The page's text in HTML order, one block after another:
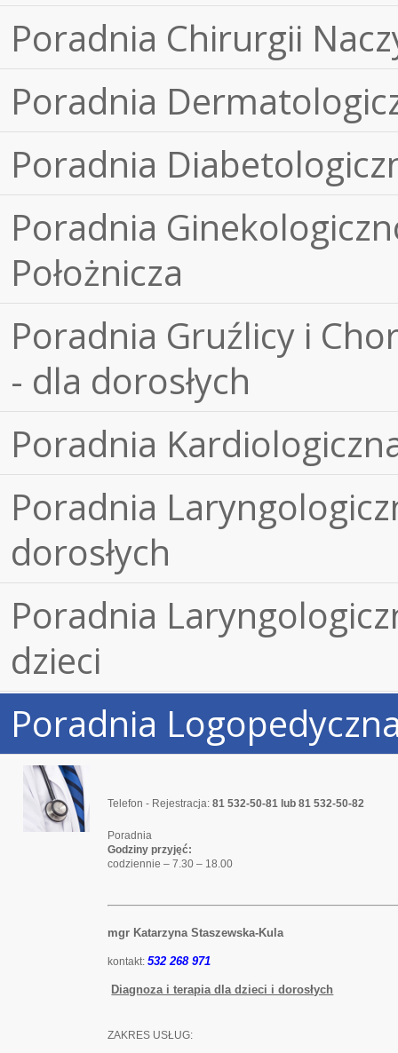
Poradnia Chirurgii
Poradnia
Poradnia
Poradnia
Położnicza
Poradnia Gruźlicy i
- dla dorosłych
Poradnia
Poradnia
dorosłych
Poradnia
dzieci
Poradnia
Telefon - Rejestracja:81 532-50-81 lub 81 532-50-82
Poradnia
Godziny przyjęć:
codziennie – 7.30 – 18.00
mgr Katarzyna Staszewska-Kula
kontakt:532 268 971
Diagnoza i terapia dla dzieci i dorosłych
ZAKRES USŁUG: